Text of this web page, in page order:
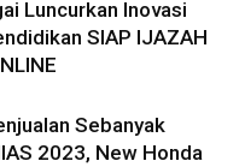
Luncurkan Inovasi
SIAP IJAZAH
Sebanyak
2023, New Honda